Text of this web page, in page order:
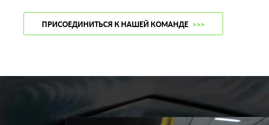
ПРИСОЕДИНИТЬСЯ К НАШЕЙ КОМАНДЕ >>>